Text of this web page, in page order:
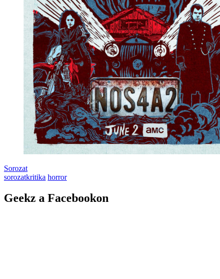
Sorozat
sorozatkritika horror
Geekz a Facebookon